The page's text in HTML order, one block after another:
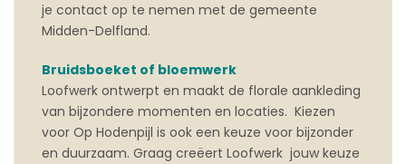
je contact op te nemen met de gemeente
Midden-Delfland.
Bruidsboeket of bloemwerk
Loofwerk ontwerpt en maakt de florale aankleding
van bijzondere momenten en locaties. Kiezen
voor Op Hodenpijl is ook een keuze voor bijzonder
en duurzaam. Graag creëert Loofwerk jouw keuze